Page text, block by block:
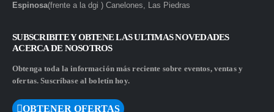
Espinosa(frente a la dgi ) Canelones, Las Piedras
SUBSCRIBITE Y OBTENE LAS ULTIMAS NOVEDADES
ACERCA DE NOSOTROS
Obtenga toda la información más reciente sobre eventos, ventas y
ofertas. Suscríbase al boletín hoy.
OBTENER OFERTAS